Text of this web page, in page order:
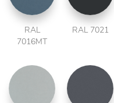
RAL
7016MT
RAL 7021